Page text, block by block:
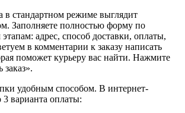
в стандартном режиме выглядит
Заполняете полностью форму по
адрес, способ доставки, оплаты,
в комментарии к заказу написать
поможет курьеру вас найти. Нажмите
удобным способом. В интернет-
3 варианта оплаты: